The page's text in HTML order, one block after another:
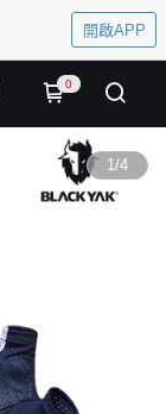
開啟APP
0
1/4